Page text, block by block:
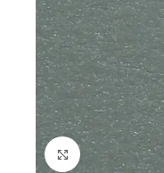
Clic para ampliar